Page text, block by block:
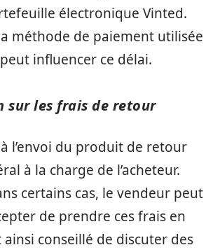
électronique Vinted.
méthode de paiement utilisée
influencer ce délai.
les frais de retour
l’envoi du produit de retour
à la charge de l’acheteur.
certains cas, le vendeur peut
de prendre ces frais en
ainsi conseillé de discuter des